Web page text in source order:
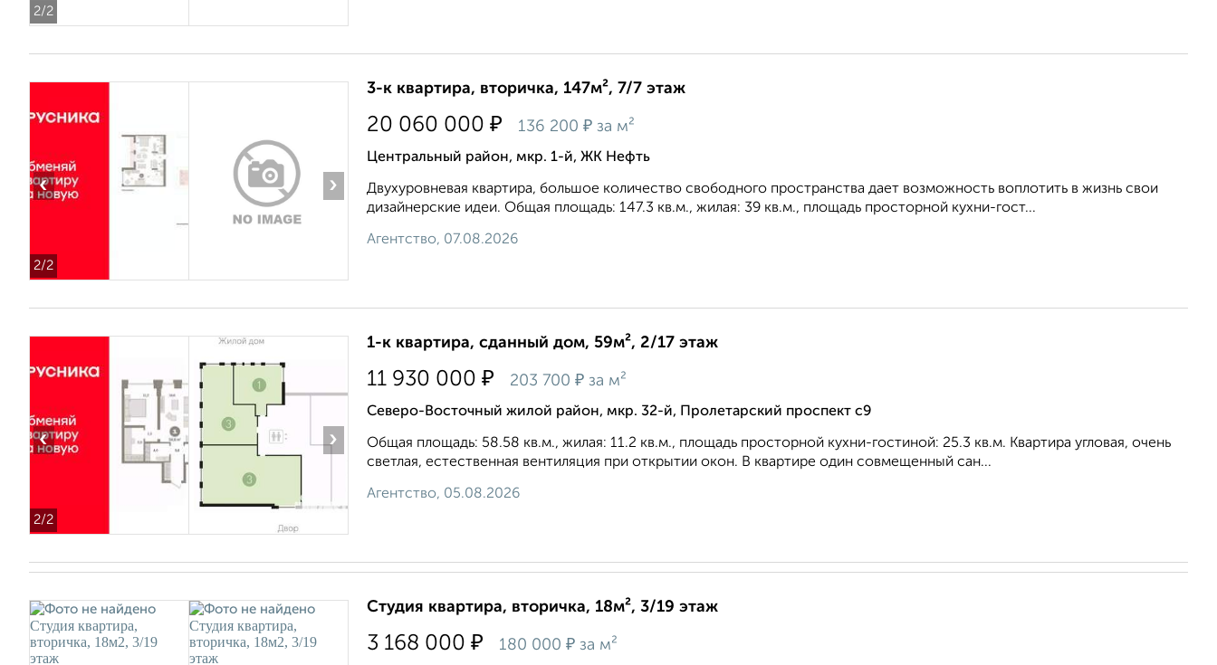
2/2
2/2
‹ ›
3-к квартира, вторичка, 147м², 7/7 этаж
20 060 000 ₽ 136 200 ₽ за м²
Центральный район, мкр. 1-й, ЖК Нефть
Двухуровневая квартира, большое количество свободного пространства дает возможность воплотить в жизнь свои
дизайнерские идеи. Общая площадь: 147.3 кв.м., жилая: 39 кв.м., площадь просторной кухни-гост...
Агентство, 07.08.2026
2/2
‹ ›
1-к квартира, сданный дом, 59м², 2/17 этаж
11 930 000 ₽ 203 700 ₽ за м²
Северо-Восточный жилой район, мкр. 32-й, Пролетарский проспект с9
Общая площадь: 58.58 кв.м., жилая: 11.2 кв.м., площадь просторной кухни-гостиной: 25.3 кв.м. Квартира угловая, очень
светлая, естественная вентиляция при открытии окон. В квартире один совмещенный сан...
Агентство, 05.08.2026
Студия квартира, вторичка, 18м², 3/19 этаж
3 168 000 ₽ 180 000 ₽ за м²